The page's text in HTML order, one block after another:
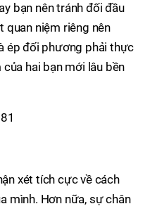
bạn nên tránh đối đầu
quan niệm riêng nên
ép đối phương phải thực
hai bạn mới lâu bền
xét tích cực về cách
mình. Hơn nữa, sự chân